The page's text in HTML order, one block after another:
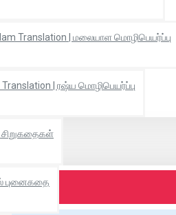
Translation | மலையாள மொழிபெயர்ப்பு
Translation | ரஷ்ய மொழிபெயர்ப்பு
சிறுகதைகள்
புனைகதை
குருவி
IS AVAILABLE